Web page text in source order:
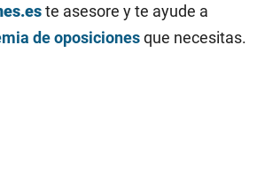
te asesore y te ayude a
de oposicionesque necesitas.